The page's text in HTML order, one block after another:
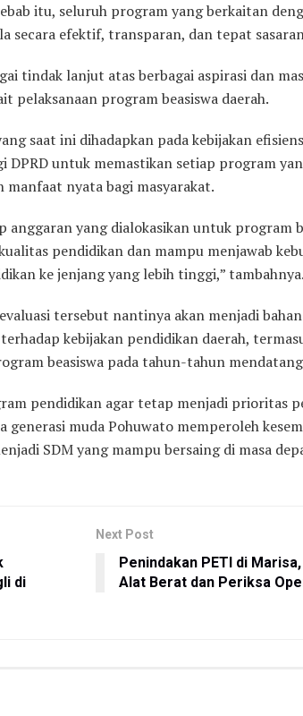
itu, seluruh program yang berkaitan
secara efektif, transparan, dan tepat
tindak lanjut atas berbagai aspirasi dan
pelaksanaan program beasiswa daerah.
saat ini dihadapkan pada kebijakan
untuk memastikan setiap program
nyata bagi masyarakat.
anggaran yang dialokasikan untuk program
pendidikan dan mampu menjawab
ke jenjang yang lebih tinggi,” tambahnya.
tersebut nantinya akan menjadi
kebijakan pendidikan daerah,
beasiswa pada tahun-tahun
pendidikan agar tetap menjadi prioritas
generasi muda Pohuwato memperoleh
SDM yang mampu bersaing di masa
di
Next Post
Penindakan PETI di
Alat Berat dan Periksa